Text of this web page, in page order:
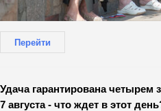
Перейти
Удача гарантирована четырем
7 августа - что ждет в этот